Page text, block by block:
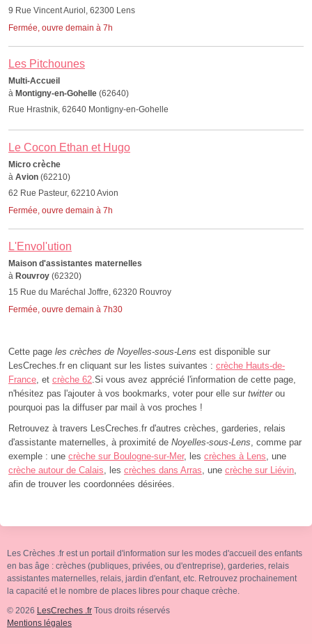
9 Rue Vincent Auriol, 62300 Lens
Fermée, ouvre demain à 7h
Les Pitchounes
Multi-Accueil
à Montigny-en-Gohelle (62640)
Rue Hrastnik, 62640 Montigny-en-Gohelle
Le Cocon Ethan et Hugo
Micro crèche
à Avion (62210)
62 Rue Pasteur, 62210 Avion
Fermée, ouvre demain à 7h
L'Envol'ution
Maison d'assistantes maternelles
à Rouvroy (62320)
15 Rue du Maréchal Joffre, 62320 Rouvroy
Fermée, ouvre demain à 7h30
Cette page les crèches de Noyelles-sous-Lens est disponible sur
LesCreches.fr en cliquant sur les listes suivantes : crèche Hauts-de-
France, et crèche 62.Si vous avez apprécié l'information de cette page,
n'hésitez pas l'ajouter à vos bookmarks, voter pour elle sur twitterou
pourquoi pas la diffuser par mail à vos proches !
Retrouvez à travers LesCreches.fr d'autres crèches, garderies, relais
d'assistante maternelles, à proximité de Noyelles-sous-Lens, comme par
exemple : une crèche sur Boulogne-sur-Mer, les crèches à Lens, une
crèche autour de Calais, les crèches dans Arras, une crèche sur Liévin,
afin de trouver les coordonnées désirées.
Les Crèches .fr est un portail d'information sur les modes d'accueil des enfants
en bas âge : crèches (publiques, privées, ou d'entreprise), garderies, relais
assistantes maternelles, relais, jardin d'enfant, etc. Retrouvez prochainement
la capacité et le nombre de places libres pour chaque crèche.
© 2026 LesCreches .fr Tous droits réservés
Mentions légales